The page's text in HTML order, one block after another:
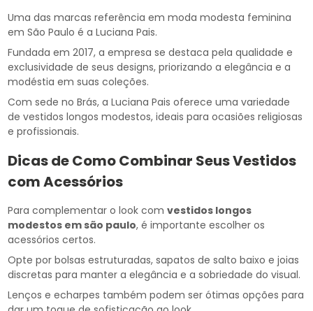
Uma das marcas referência em moda modesta feminina
em São Paulo é a Luciana Pais.
Fundada em 2017, a empresa se destaca pela qualidade e
exclusividade de seus designs, priorizando a elegância e a
modéstia em suas coleções.
Com sede no Brás, a Luciana Pais oferece uma variedade
de vestidos longos modestos, ideais para ocasiões religiosas
e profissionais.
Dicas de Como Combinar Seus Vestidos
com Acessórios
Para complementar o look comvestidos longos
modestos em são paulo, é importante escolher os
acessórios certos.
Opte por bolsas estruturadas, sapatos de salto baixo e joias
discretas para manter a elegância e a sobriedade do visual.
Lenços e echarpes também podem ser ótimas opções para